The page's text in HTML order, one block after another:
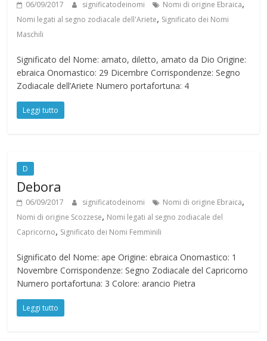
06/09/2017 significatodeinomi Nomi di origine Ebraica,
Nomi legati al segno zodiacale dell'Ariete, Significato dei Nomi
Maschili
Significato del Nome: amato, diletto, amato da Dio Origine:
ebraica Onomastico: 29 Dicembre Corrispondenze: Segno
Zodiacale dell’Ariete Numero portafortuna: 4
Leggi tutto
D
Debora
06/09/2017 significatodeinomi Nomi di origine Ebraica,
Nomi di origine Scozzese, Nomi legati al segno zodiacale del
Capricorno, Significato dei Nomi Femminili
Significato del Nome: ape Origine: ebraica Onomastico: 1
Novembre Corrispondenze: Segno Zodiacale del Capricorno
Numero portafortuna: 3 Colore: arancio Pietra
Leggi tutto